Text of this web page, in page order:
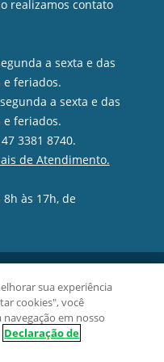
realizamos contato
a sexta e das
e feriados.
a sexta e das
e feriados.
3381 8740.
de Atendimento.
às 17h, de
sua experiência
cookies", você
em nosso
Declaração de